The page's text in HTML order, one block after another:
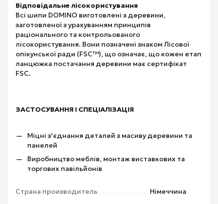
Відповідальне лісокористування
Всі шипи DOMINO виготовлені з деревини,
заготовленої з урахуванням принципів
раціонального та контрольованого
лісокористування. Вони позначені знаком Лісової
опікунської ради (FSC™), що означає, що кожен етап
ланцюжка постачання деревини має сертифікат
FSC.
ЗАСТОСУВАННЯ І СПЕЦІАЛІЗАЦІЯ
Міцні з'єднання деталей з масиву деревини та
панелей
Виробництво меблів, монтаж виставкових та
торгових павільйонів
Страна производитель Німеччина